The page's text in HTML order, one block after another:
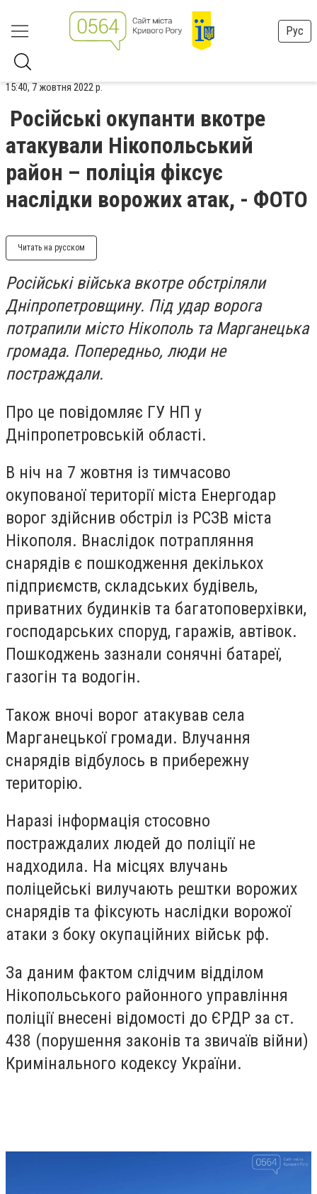
Рус
15:40, 7 жовтня 2022 р.
Російські окупанти вкотре
атакували Нікопольський
район – поліція фіксує
наслідки ворожих атак, - ФОТО
Читать на русском
Російські війська вкотре обстріляли
Дніпропетровщину. Під удар ворога
потрапили місто Нікополь та Марганецька
громада. Попередньо, люди не
постраждали.
Про це повідомляє ГУ НП у
Дніпропетровській області.
В ніч на 7 жовтня із тимчасово
окупованої території міста Енергодар
ворог здійснив обстріл із РСЗВ міста
Нікополя. Внаслідок потрапляння
снарядів є пошкодження декількох
підприємств, складських будівель,
приватних будинків та багатоповерхівки,
господарських споруд, гаражів, автівок.
Пошкоджень зазнали сонячні батареї,
газогін та водогін.
Також вночі ворог атакував села
Марганецької громади. Влучання
снарядів відбулось в прибережну
територію.
Наразі інформація стосовно
постраждалих людей до поліції не
надходила. На місцях влучань
поліцейські вилучають рештки ворожих
снарядів та фіксують наслідки ворожої
атаки з боку окупаційних військ рф.
За даним фактом слідчим відділом
Нікопольського районного управління
поліції внесені відомості до ЄРДР за ст.
438 (порушення законів та звичаїв війни)
Кримінального кодексу України.